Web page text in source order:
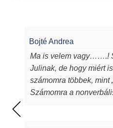
Bojté Andrea
Ma is velem vagy…….!
Julinak, de hogy miért
számomra többek, mint
Számomra a